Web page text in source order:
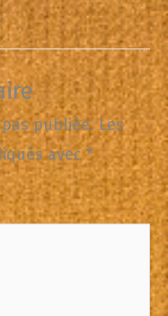
publiée. Les
avec*